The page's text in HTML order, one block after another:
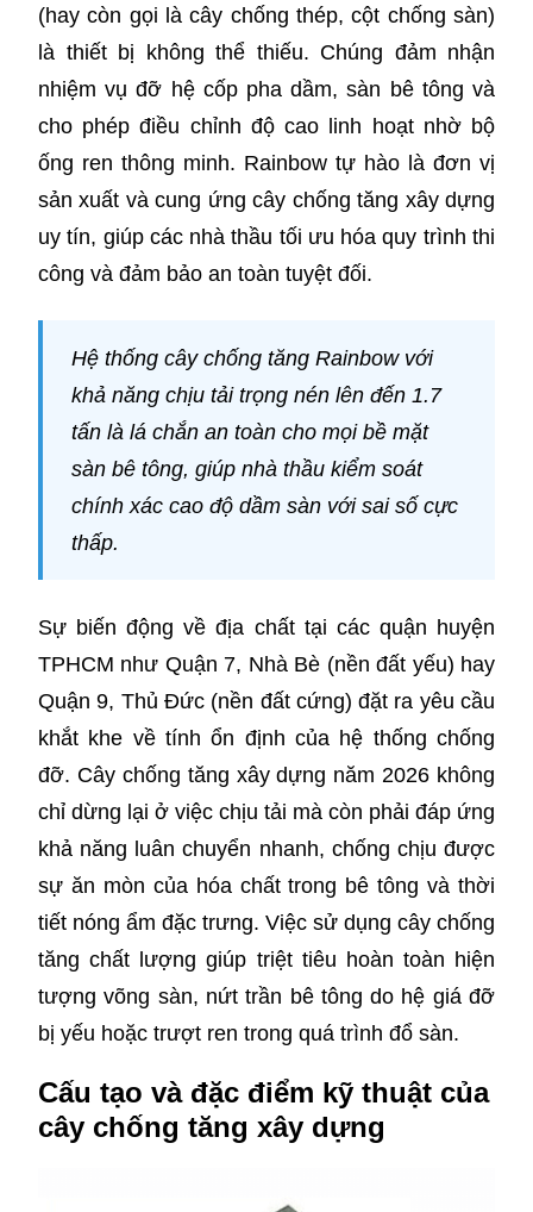
(hay còn gọi là cây chống thép, cột chống sàn)
là thiết bị không thể thiếu. Chúng đảm nhận
nhiệm vụ đỡ hệ cốp pha dầm, sàn bê tông và
cho phép điều chỉnh độ cao linh hoạt nhờ bộ
ống ren thông minh. Rainbow tự hào là đơn vị
sản xuất và cung ứng cây chống tăng xây dựng
uy tín, giúp các nhà thầu tối ưu hóa quy trình thi
công và đảm bảo an toàn tuyệt đối.
Hệ thống cây chống tăng Rainbow với
khả năng chịu tải trọng nén lên đến 1.7
tấn là lá chắn an toàn cho mọi bề mặt
sàn bê tông, giúp nhà thầu kiểm soát
chính xác cao độ dầm sàn với sai số cực
thấp.
Sự biến động về địa chất tại các quận huyện
TPHCM như Quận 7, Nhà Bè (nền đất yếu) hay
Quận 9, Thủ Đức (nền đất cứng) đặt ra yêu cầu
khắt khe về tính ổn định của hệ thống chống
đỡ. Cây chống tăng xây dựng năm 2026 không
chỉ dừng lại ở việc chịu tải mà còn phải đáp ứng
khả năng luân chuyển nhanh, chống chịu được
sự ăn mòn của hóa chất trong bê tông và thời
tiết nóng ẩm đặc trưng. Việc sử dụng cây chống
tăng chất lượng giúp triệt tiêu hoàn toàn hiện
tượng võng sàn, nứt trần bê tông do hệ giá đỡ
bị yếu hoặc trượt ren trong quá trình đổ sàn.
Cấu tạo và đặc điểm kỹ thuật của
cây chống tăng xây dựng